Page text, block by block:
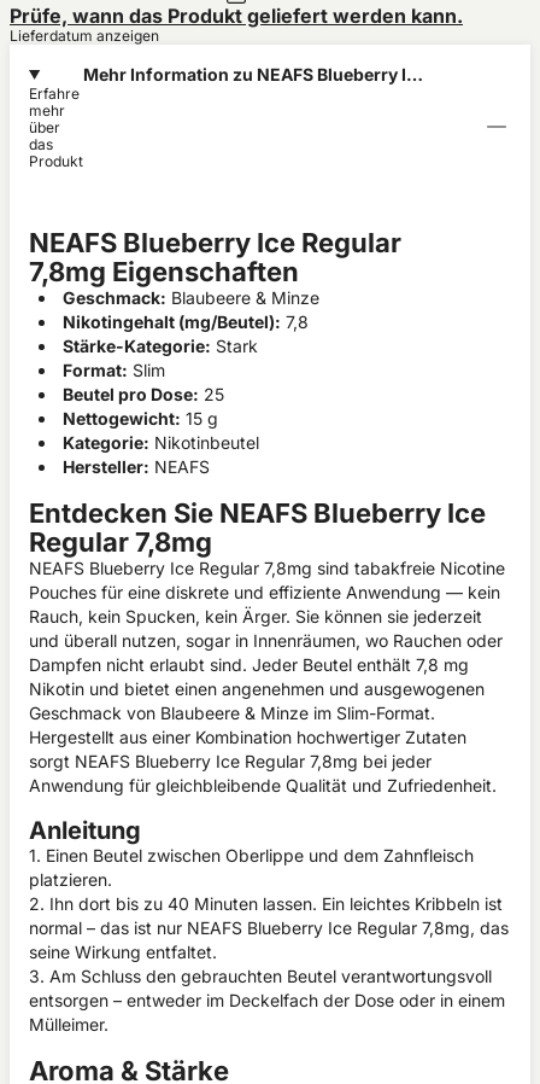
Prüfe, wann das Produkt geliefert werden kann.
Lieferdatum anzeigen
Mehr Information zu NEAFS Blueberry Ice
Erfahre
mehr
über
das
Produkt
NEAFS Blueberry Ice Regular
7,8mg Eigenschaften
Geschmack: Blaubeere & Minze
Nikotingehalt (mg/Beutel): 7,8
Stärke-Kategorie: Stark
Format: Slim
Beutel pro Dose: 25
Nettogewicht: 15 g
Kategorie: Nikotinbeutel
Hersteller: NEAFS
Entdecken Sie NEAFS Blueberry Ice
Regular 7,8mg
NEAFS Blueberry Ice Regular 7,8mg sind tabakfreie Nicotine
Pouches für eine diskrete und effiziente Anwendung — kein
Rauch, kein Spucken, kein Ärger. Sie können sie jederzeit
und überall nutzen, sogar in Innenräumen, wo Rauchen oder
Dampfen nicht erlaubt sind. Jeder Beutel enthält 7,8 mg
Nikotin und bietet einen angenehmen und ausgewogenen
Geschmack von Blaubeere & Minze im Slim-Format.
Hergestellt aus einer Kombination hochwertiger Zutaten
sorgt NEAFS Blueberry Ice Regular 7,8mg bei jeder
Anwendung für gleichbleibende Qualität und Zufriedenheit.
Anleitung
1. Einen Beutel zwischen Oberlippe und dem Zahnfleisch
platzieren.
2. Ihn dort bis zu 40 Minuten lassen. Ein leichtes Kribbeln ist
normal – das ist nur NEAFS Blueberry Ice Regular 7,8mg, das
seine Wirkung entfaltet.
3. Am Schluss den gebrauchten Beutel verantwortungsvoll
entsorgen – entweder im Deckelfach der Dose oder in einem
Mülleimer.
Aroma & Stärke